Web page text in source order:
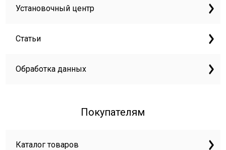
Установочный центр
Статьи
Обработка данных
Покупателям
Каталог товаров